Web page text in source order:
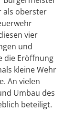
als oberster
vier
und
die Eröffnung
kleine Wehr
An vielen
Umbau des
beteiligt.